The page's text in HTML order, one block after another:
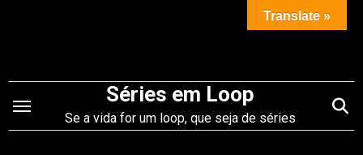
conteúdo
Séries em Loop
Se a vida for um loop, que seja de séries
Translate »